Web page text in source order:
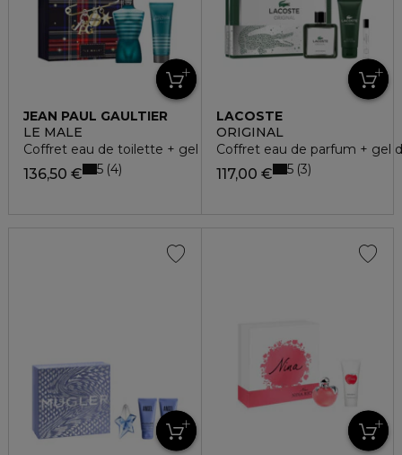
JEAN PAUL GAULTIER
LE MALE
Coffret eau de toilette + gel douche
136,50 € 5 4
LACOSTE
ORIGINAL
Coffret eau de parfum + gel
117,00 € 5 3